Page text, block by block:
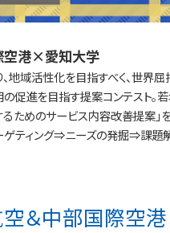
空港×愛知大学
域活性化を目指すべく、世界
促進を目指す提案コンテスト
ためのサービス内容改善提案」
ティング⇒ニーズの発掘⇒課題
＆中部国際空